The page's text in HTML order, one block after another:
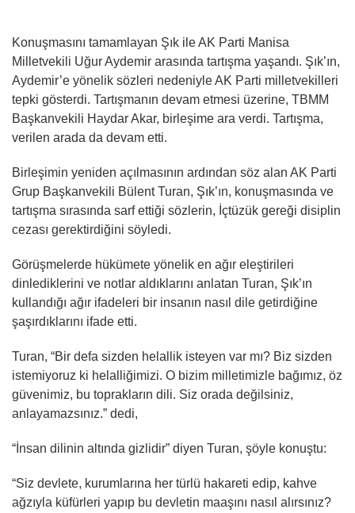
Konuşmasını tamamlayan Şık ile AK Parti Manisa
Milletvekili Uğur Aydemir arasında tartışma yaşandı. Şık’ın,
Aydemir’e yönelik sözleri nedeniyle AK Parti milletvekilleri
tepki gösterdi. Tartışmanın devam etmesi üzerine, TBMM
Başkanvekili Haydar Akar, birleşime ara verdi. Tartışma,
verilen arada da devam etti.
Birleşimin yeniden açılmasının ardından söz alan AK Parti
Grup Başkanvekili Bülent Turan, Şık’ın, konuşmasında ve
tartışma sırasında sarf ettiği sözlerin, İçtüzük gereği disiplin
cezası gerektirdiğini söyledi.
Görüşmelerde hükümete yönelik en ağır eleştirileri
dinlediklerini ve notlar aldıklarını anlatan Turan, Şık’ın
kullandığı ağır ifadeleri bir insanın nasıl dile getirdiğine
şaşırdıklarını ifade etti.
Turan, “Bir defa sizden helallik isteyen var mı? Biz sizden
istemiyoruz ki helalliğimizi. O bizim milletimizle bağımız, öz
güvenimiz, bu toprakların dili. Siz orada değilsiniz,
anlayamazsınız.” dedi,
“İnsan dilinin altında gizlidir” diyen Turan, şöyle konuştu:
“Siz devlete, kurumlarına her türlü hakareti edip, kahve
ağzıyla küfürleri yapıp bu devletin maaşını nasıl alırsınız?